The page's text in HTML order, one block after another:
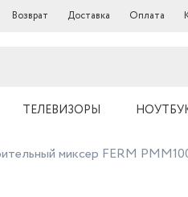
Возврат Доставка Оплата
ТЕЛЕВИЗОРЫ
миксер FERM